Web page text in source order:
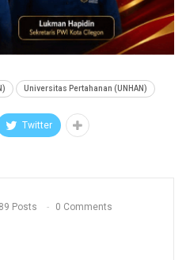
Universitas Pertahanan (UNHAN)
Twitter
Posts 0 Comments